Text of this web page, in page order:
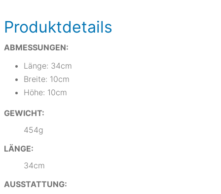
Produktdetails
ABMESSUNGEN:
Länge: 34cm
Breite: 10cm
Höhe: 10cm
GEWICHT:
454g
LÄNGE:
34cm
AUSSTATTUNG: